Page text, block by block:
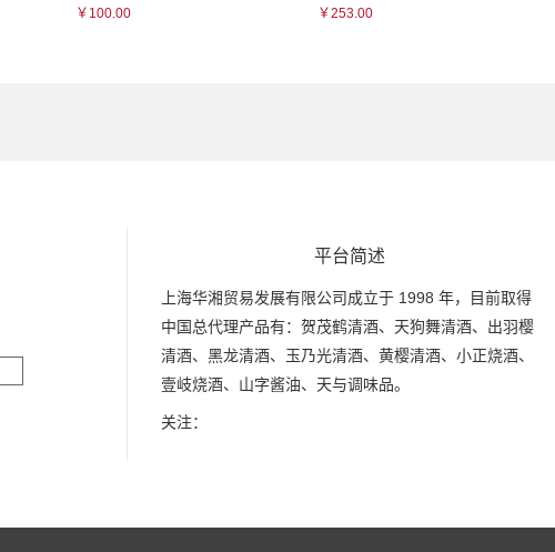
￥100.00 ￥253.00
平台简述
上海华湘贸易发展有限公司成立于 1998 年，目前取得
中国总代理产品有：贺茂鹤清酒、天狗舞清酒、出羽樱
清酒、黑龙清酒、玉乃光清酒、黄樱清酒、小正烧酒、
壹岐烧酒、山字酱油、天与调味品。
关注：